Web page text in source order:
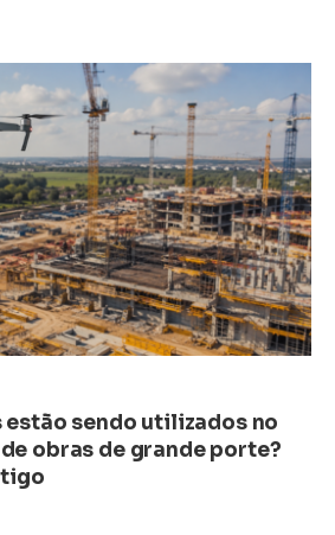
estão sendo utilizados no
obras de grande porte?